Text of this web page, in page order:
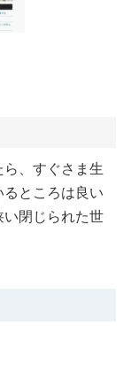
、すぐさま生
ところは良い
閉じられた世